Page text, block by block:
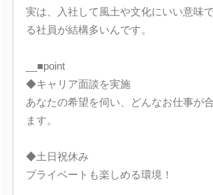
実は、入社して風土や文化にいい意味
る社員が結構多いんです。
__■point
◆キャリア面談を実施
あなたの希望を伺い、どんなお仕事が
ます。
◆土日祝休み
プライベートも楽しめる環境！